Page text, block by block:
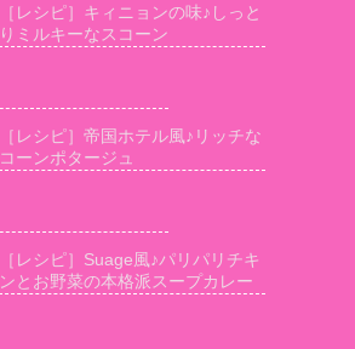
［レシピ］キィニョンの味♪しっと
りミルキーなスコーン
［レシピ］帝国ホテル風♪リッチな
コーンポタージュ
［レシピ］Suage風♪パリパリチキ
ンとお野菜の本格派スープカレー